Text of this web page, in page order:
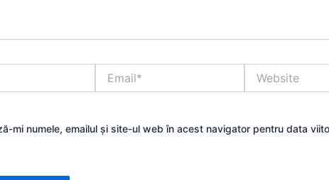
mi numele, emailul și site-ul web în acest navigator pentru data